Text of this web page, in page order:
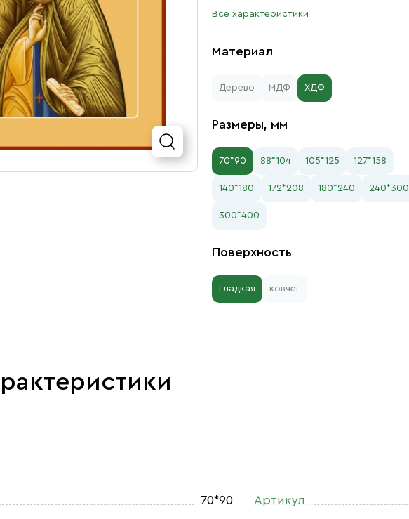
Все характеристики
Материал
Дерево МДФ ХДФ
Размеры, мм
70*90 88*104 105*125 127*158
140*180 172*208 180*240 240*300
300*400
Поверхность
гладкая ковчег
70*90 Артикул